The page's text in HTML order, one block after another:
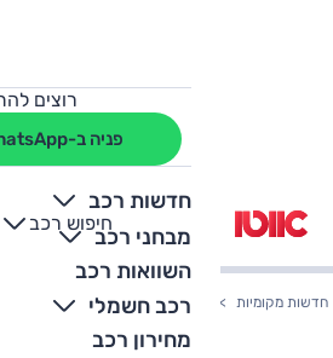
רוצים
פניה ב-WhatsApp
חדשות רכב
מבחני רכב
השוואות רכב
רכב חשמלי
מחירון רכב
חיפוש רכב
+
-
חדשות מקומיות ב.מ.וו סדרה 3 – אוטו השנה 2024 בסגמנט משפחתיות גדולות יוקרה